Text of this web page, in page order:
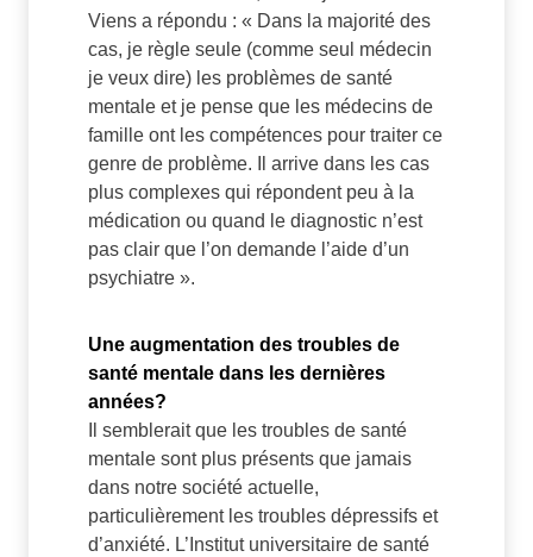
Viens a répondu : « Dans la majorité des
cas, je règle seule (comme seul médecin
je veux dire) les problèmes de santé
mentale et je pense que les médecins de
famille ont les compétences pour traiter ce
genre de problème. Il arrive dans les cas
plus complexes qui répondent peu à la
médication ou quand le diagnostic n’est
pas clair que l’on demande l’aide d’un
psychiatre ».
Une augmentation des troubles de
santé mentale dans les dernières
années?
Il semblerait que les troubles de santé
mentale sont plus présents que jamais
dans notre société actuelle,
particulièrement les troubles dépressifs et
d’anxiété. L’Institut universitaire de santé